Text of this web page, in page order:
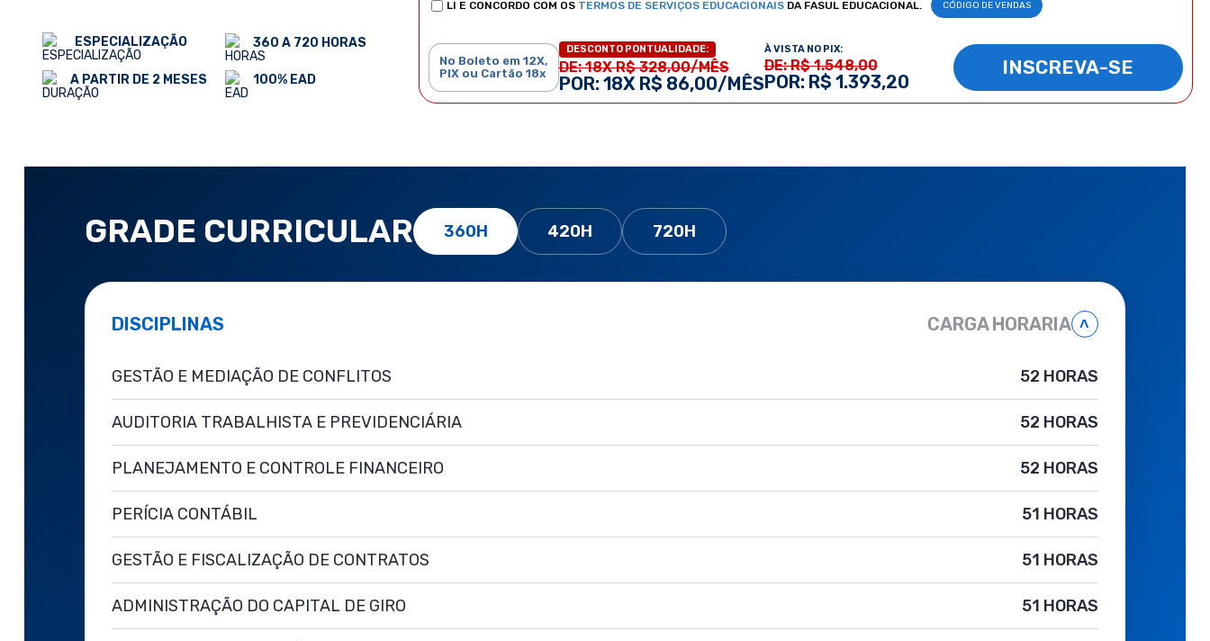
ESPECIALIZAÇÃO
A PARTIR DE 2 MESES
360 A 720 HORAS
100% EAD
LI E CONCORDO COM OS TERMOS DE SERVIÇOS EDUCACIONAISDA FASUL EDUCACIONAL. CÓDIGO DE VENDAS
No Boleto em 12X,
PIX ou Cartão 18x
DESCONTO PONTUALIDADE:
DE: 18X R$ 328,00/MÊS
POR: 18X R$ 86,00/MÊS
À VISTA NO PIX:
DE: R$ 1.548,00
POR: R$ 1.393,20
INSCREVA-SE
GRADE CURRICULAR 360H 420H 720H
DISCIPLINAS CARGA HORARIA ˄
GESTÃO E MEDIAÇÃO DE CONFLITOS 52 HORAS
AUDITORIA TRABALHISTA E PREVIDENCIÁRIA 52 HORAS
PLANEJAMENTO E CONTROLE FINANCEIRO 52 HORAS
PERÍCIA CONTÁBIL 51 HORAS
GESTÃO E FISCALIZAÇÃO DE CONTRATOS 51 HORAS
ADMINISTRAÇÃO DO CAPITAL DE GIRO 51 HORAS